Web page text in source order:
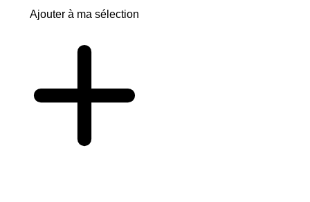
Ajouter à ma sélection